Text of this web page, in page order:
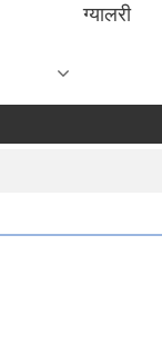
ग्यालरी